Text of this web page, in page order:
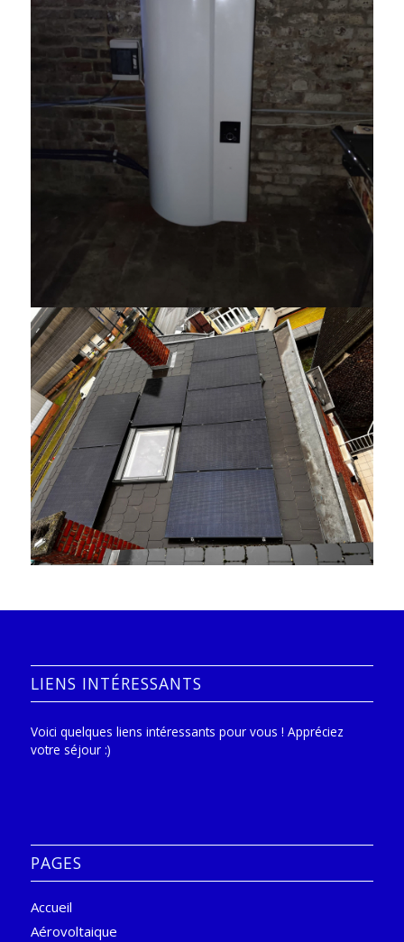
LIENS INTÉRESSANTS
Voici quelques liens intéressants pour vous ! Appréciez
votre séjour :)
PAGES
Accueil
Aérovoltaique